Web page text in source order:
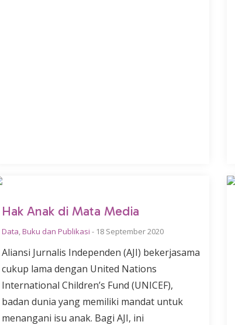
Hak Anak di Mata Media
Data,Buku dan Publikasi - 18 September 2020
Aliansi Jurnalis Independen (AJI) bekerjasama
cukup lama dengan United Nations
International Children’s Fund (UNICEF),
badan dunia yang memiliki mandat untuk
menangani isu anak. Bagi AJI, ini